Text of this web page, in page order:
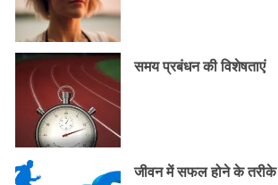
समय प्रबंधन की विशेषताएं
जीवन में सफल होने के तरीके